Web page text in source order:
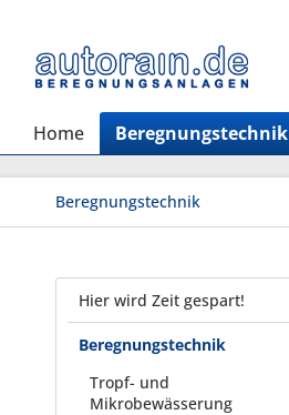
Home Beregnungstechnik
Beregnungstechnik
Hier wird Zeit gespart!
Beregnungstechnik
Tropf- und
Mikrobewässerung